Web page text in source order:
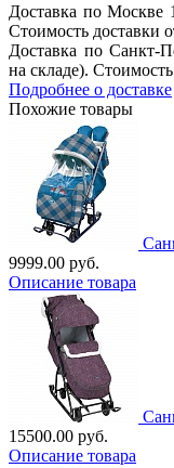
Доставка по Москве
Стоимость доставки
Доставка по Санкт-
на складе).
Подробнее о доставке
Похожие товары
9999.00 руб.
Описание товара
15500.00 руб.
Описание товара